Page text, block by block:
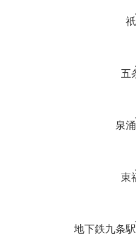
五
泉
東
地下鉄九条